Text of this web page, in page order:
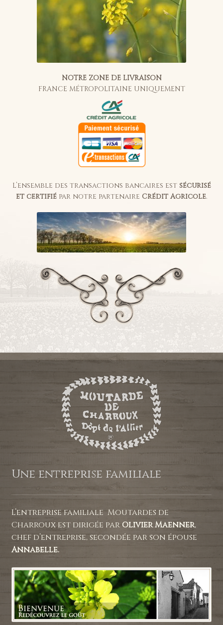
NOTRE ZONE DE LIVRAISON
FRANCE MÉTROPOLITAINE UNIQUEMENT
L’ensemble des transactions bancaires est sécurisé
et certifiépar notre partenaire Crédit Agricole.
Une entreprise familiale
L’entreprise familiale Moutardes de
Charroux est dirigée par Olivier Maenner,
chef d’entreprise, secondée par son épouse
Annabelle.